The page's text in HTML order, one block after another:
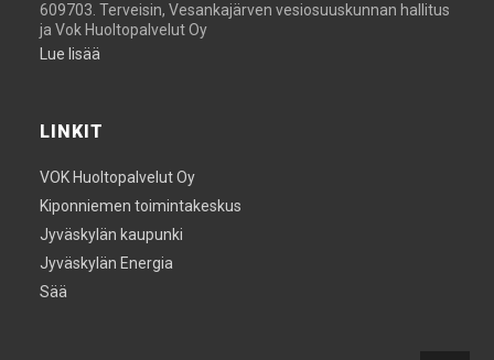
609703. Terveisin, Vesankajärven vesiosuuskunnan hallitus
ja Vok Huoltopalvelut Oy
Lue lisää
LINKIT
VOK Huoltopalvelut Oy
Kiponniemen toimintakeskus
Jyväskylän kaupunki
Jyväskylän Energia
Sää